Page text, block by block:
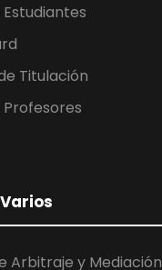
Titulación
Arbitraje y Mediación